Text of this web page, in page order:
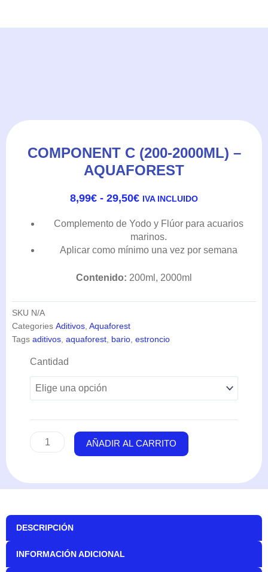
COMPONENT C (200-2000ML) –
AQUAFOREST
8,99€ - 29,50€DE
PRECIOS:
DESDE
8,99€
HASTA
IVA INCLUIDO
Complemento de Yodo y Flúor para acuarios
marinos.
Aplicar como mínimo una vez por semana
Contenido: 200ml, 2000ml
SKU N/A
Categories Aditivos Aquaforest
Tags aditivos aquaforest bario estroncio
Cantidad
Component
(200-
2000ml)
cantidad
AÑADIR AL CARRITO
DESCRIPCIÓN
INFORMACIÓN ADICIONAL